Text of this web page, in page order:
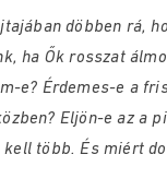
döbben rá,
ha Ők rosszat
e? Érdemes-e a
Eljön-e az a
több. És miért